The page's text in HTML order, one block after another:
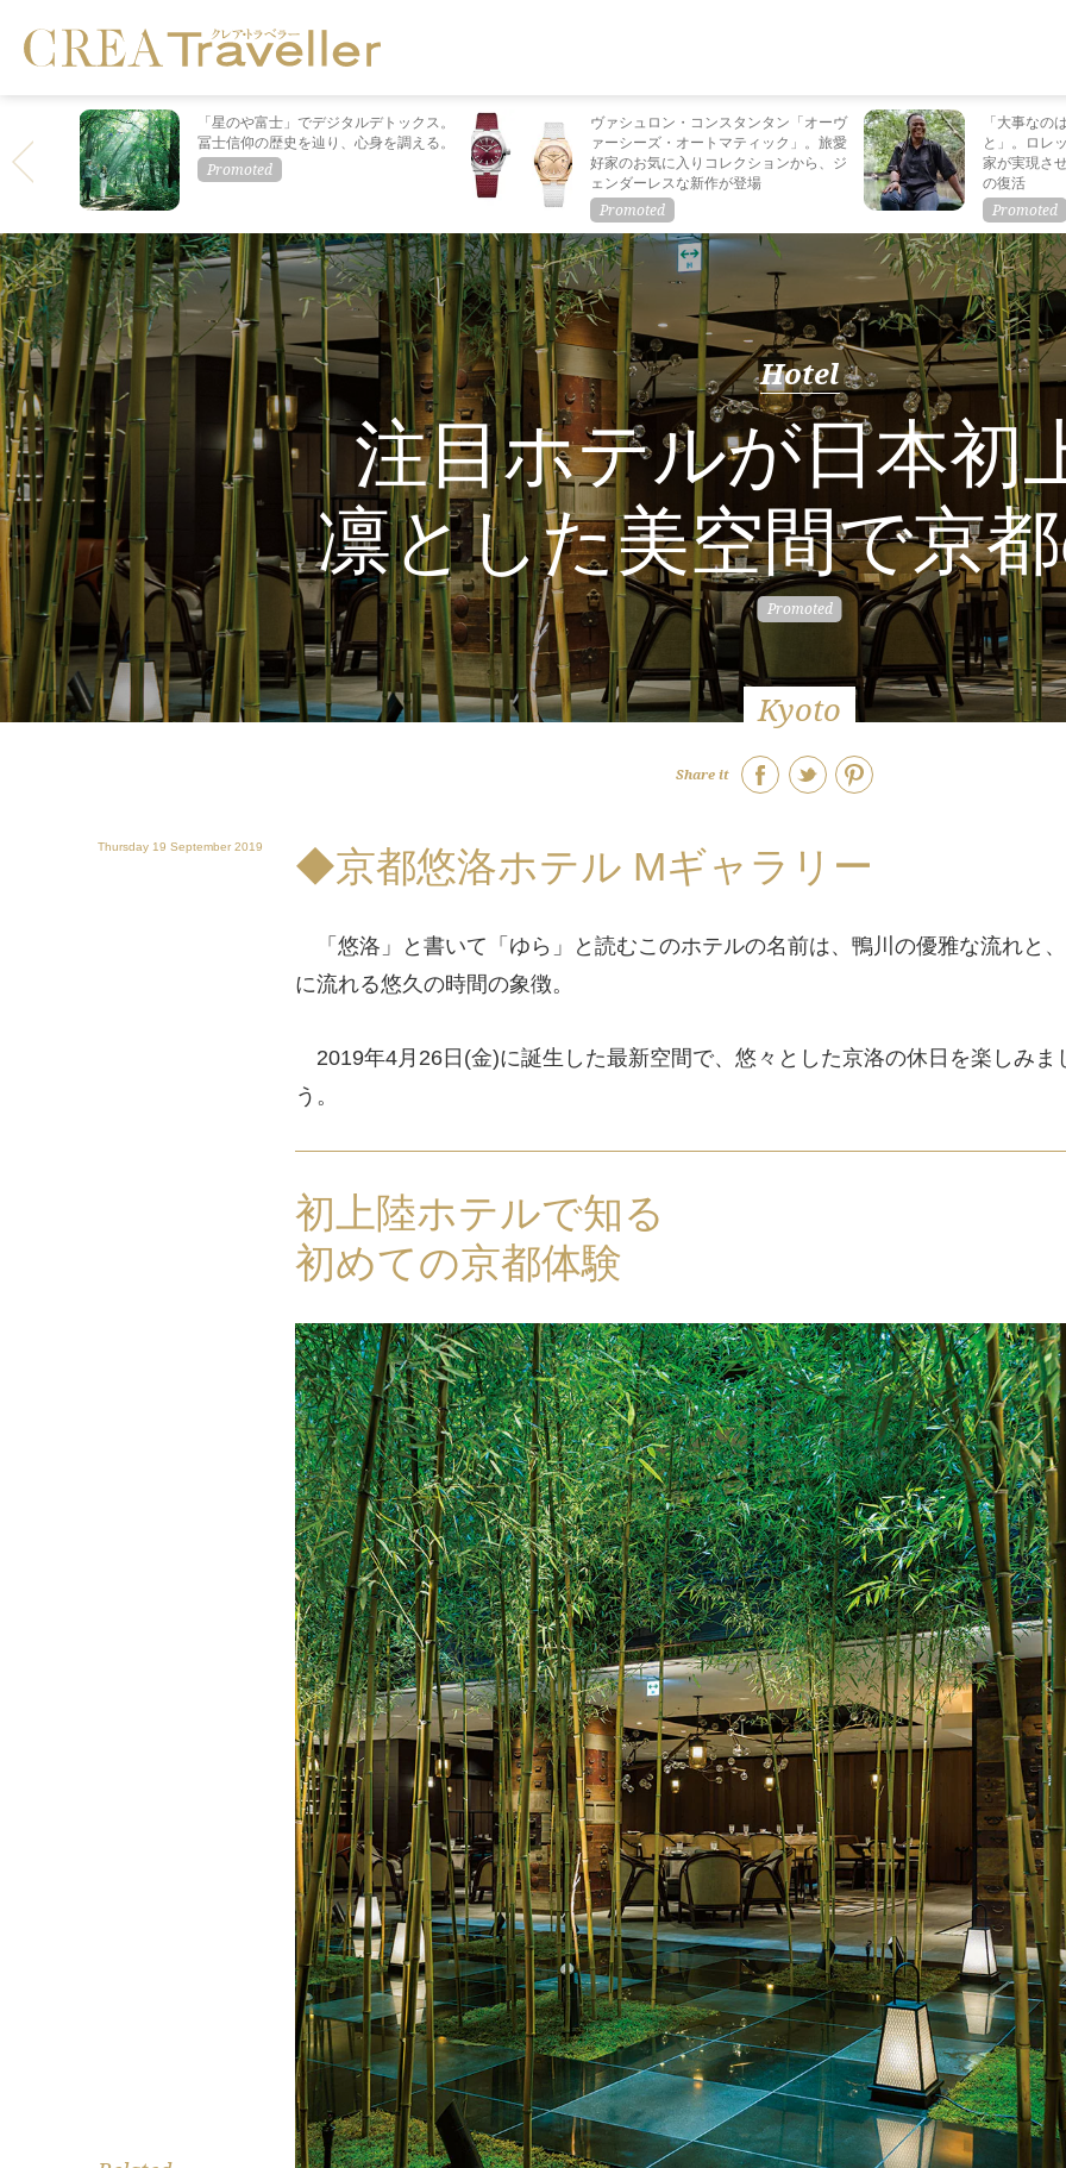
「星のや富士」でデジタルデトックス。
冨士信仰の歴史を辿り、心身を調える。
ヴァシュロン・コンスタンタン「オーヴ
ァーシーズ・オートマティック」。旅愛
好家のお気に入りコレクションから、ジ
ェンダーレスな新作が登場
「大事なの
と」。ロレ
家が実現さ
の復活
Hotel
注目ホテルが日本初
凛とした美空間で京
Kyoto
Share it
Thursday 19 September 2019 ◆京都悠洛ホテル Mギャラリー
「悠洛」と書いて「ゆら」と読むこのホテルの名前は、鴨川の優雅な流れと
に流れる悠久の時間の象徴。
2019年4月26日(金)に誕生した最新空間で、悠々とした京洛の休日を楽しみま
う。
初上陸ホテルで知る
初めての京都体験